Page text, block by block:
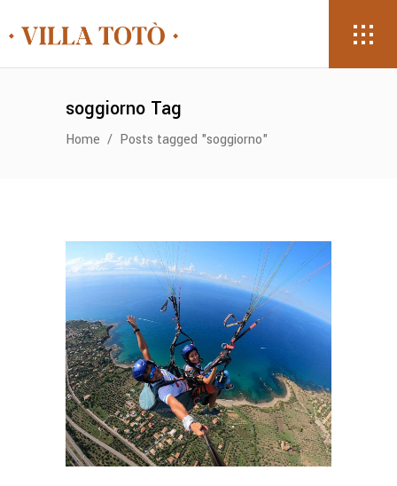
soggiorno Tag
Home / Posts tagged "soggiorno"